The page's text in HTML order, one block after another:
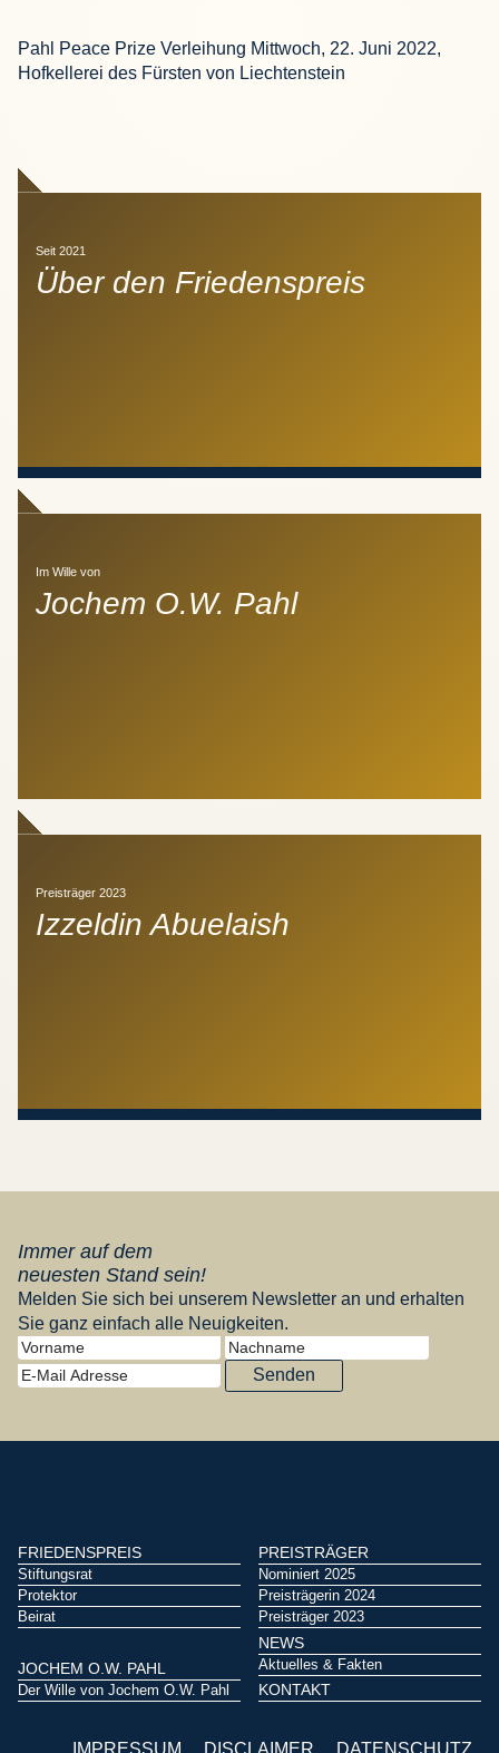
Pahl Peace Prize Verleihung Mittwoch, 22. Juni 2022,
Hofkellerei des Fürsten von Liechtenstein
Seit 2021
Über den Friedenspreis
Im Wille von
Jochem O.W. Pahl
Preisträger 2023
Izzeldin Abuelaish
Immer auf dem
neuesten Stand sein!
Melden Sie sich bei unserem Newsletter an und erhalten
Sie ganz einfach alle Neuigkeiten.
Senden
FRIEDENSPREIS
Stiftungsrat
Protektor
Beirat
JOCHEM O.W. PAHL
Der Wille von Jochem O.W. Pahl
PREISTRÄGER
Nominiert 2025
Preisträgerin 2024
Preisträger 2023
NEWS
Aktuelles & Fakten
KONTAKT